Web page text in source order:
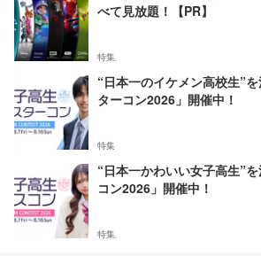
べて見放題！【PR】
特集
“日本一のイケメン高校生”
ターコン2026」開催中！
特集
“日本一かわいい女子高生”
コン2026」開催中！
特集